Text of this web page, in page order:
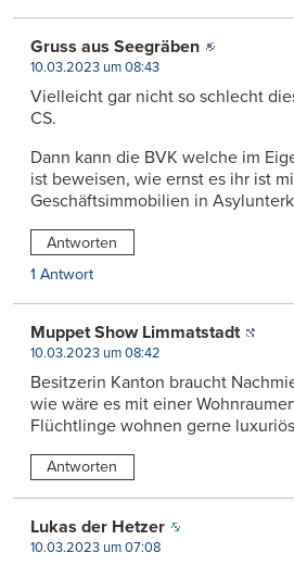
Gruss aus Seegräben
10.03.2023 um 08:43
Vielleicht gar nicht so schlecht
CS.
Dann kann die BVK welche im
ist beweisen, wie ernst es ihr ist
Geschäftsimmobilien in
Antworten
1 Antwort
Muppet Show Limmatstadt
10.03.2023 um 08:42
Besitzerin Kanton braucht
wie wäre es mit einer
Flüchtlinge wohnen gerne
Antworten
Lukas der Hetzer
10.03.2023 um 07:08